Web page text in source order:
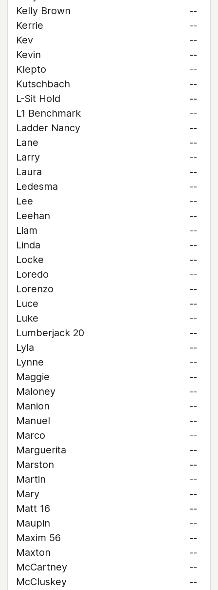
Kelly Brown
--
Kerrie
--
Kev
--
Kevin
--
Klepto
--
Kutschbach
--
L-Sit Hold
--
L1 Benchmark
--
Ladder Nancy
--
Lane
--
Larry
--
Laura
--
Ledesma
--
Lee
--
Leehan
--
Liam
--
Linda
--
Locke
--
Loredo
--
Lorenzo
--
Luce
--
Luke
--
Lumberjack 20
--
Lyla
--
Lynne
--
Maggie
--
Maloney
--
Manion
--
Manuel
--
Marco
--
Marguerita
--
Marston
--
Martin
--
Mary
--
Matt 16
--
Maupin
--
Maxim 56
--
Maxton
--
McCartney
--
McCluskey
--